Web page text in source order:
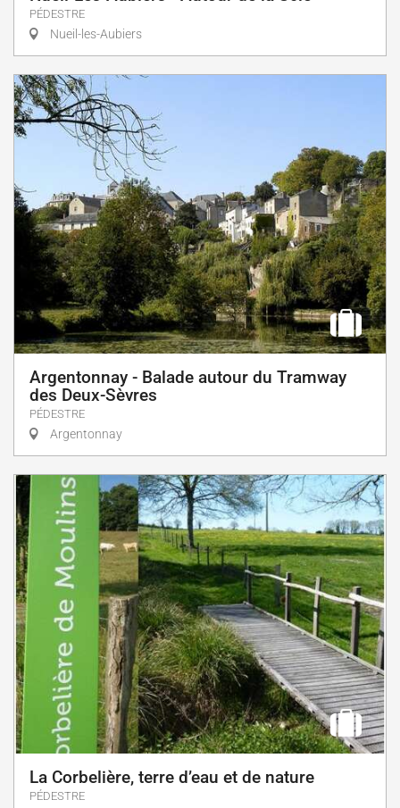
PÉDESTRE
Nueil-les-Aubiers
Argentonnay - Balade autour du Tramway
des Deux-Sèvres
PÉDESTRE
Argentonnay
La Corbelière, terre d’eau et de nature
PÉDESTRE